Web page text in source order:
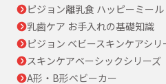
ピジョン離乳食 ハッピーミール
乳歯ケア お手入れの基礎知識
ピジョン ベビースキンケアシリ
スキンケアベーシックシリーズ
A形・B形ベビーカー